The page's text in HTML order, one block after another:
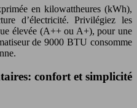
en kilowattheures (kWh),
d’électricité. Privilégiez les
élevée (A++ ou A+), pour une
de 9000 BTU consomme
confort et simplicité